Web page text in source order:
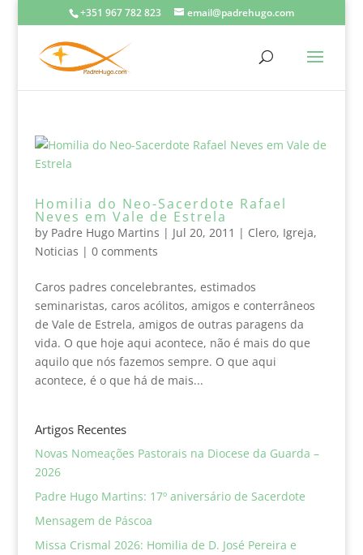
+351 967 782 823 email@padrehugo.com
Homilia do Neo-Sacerdote Rafael
Neves em Vale de Estrela
by Padre Hugo Martins | Jul 20, 2011 | Clero, Igreja,
Noticias | 0 comments
Caros padres concelebrantes, estimados
seminaristas, caros acólitos, amigos e conterrâneos
de Vale de Estrela, amigos de outras paragens da
vida. O que hoje aqui acontece, não é mais do que
aquilo que nós fazemos sempre. O que aqui
acontece, é o que há de mais...
Artigos Recentes
Novas Nomeações Pastorais na Diocese da Guarda –
2026
Padre Hugo Martins: 17º aniversário de Sacerdote
Mensagem de Páscoa
Missa Crismal 2026: Homilia de D. José Pereira e